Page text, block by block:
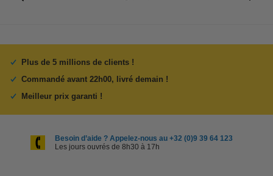
Plus de 5 millions de clients !
Commandé avant 22h00, livré demain !
Meilleur prix garanti !
Besoin d’aide ? Appelez-nous au +32 (0)9 39 64 123
Les jours ouvrés de 8h30 à 17h